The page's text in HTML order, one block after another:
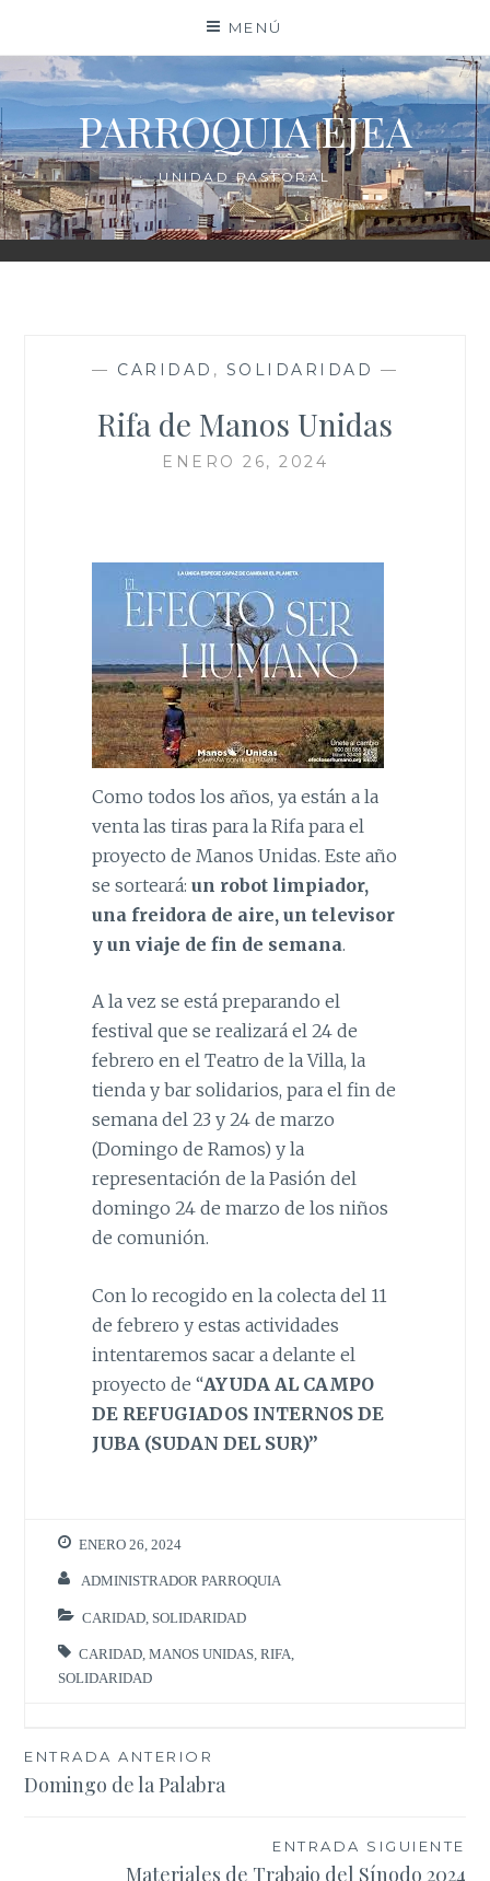
contenido
MENÚ
PARROQUIA EJEA
UNIDAD PASTORAL
— CARIDAD , SOLIDARIDAD —
Rifa de Manos Unidas
ENERO 26, 2024
Como todos los años, ya están a la
venta las tiras para la Rifa para el
proyecto de Manos Unidas. Este año
se sorteará: un robot limpiador,
una freidora de aire, un televisor
y un viaje de fin de semana.
A la vez se está preparando el
festival que se realizará el 24 de
febrero en el Teatro de la Villa, la
tienda y bar solidarios, para el fin de
semana del 23 y 24 de marzo
(Domingo de Ramos) y la
representación de la Pasión del
domingo 24 de marzo de los niños
de comunión.
Con lo recogido en la colecta del 11
de febrero y estas actividades
intentaremos sacar a delante el
proyecto de “AYUDA AL CAMPO
DE REFUGIADOS INTERNOS DE
JUBA (SUDAN DEL SUR)”
ENERO 26, 2024
ADMINISTRADOR PARROQUIA
CARIDAD SOLIDARIDAD
CARIDAD ,MANOS UNIDAS ,RIFA
SOLIDARIDAD
Navegación
de
ENTRADA ANTERIOR
Domingo de la Palabra
ENTRADA SIGUIENTE
Materiales de Trabajo del Sínodo 2024